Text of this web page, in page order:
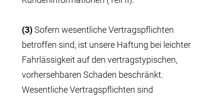
(3)Sofern wesentliche Vertragspflichten
betroffen sind, ist unsere Haftung bei leichter
Fahrlässigkeit auf den vertragstypischen,
vorhersehbaren Schaden beschränkt.
Wesentliche Vertragspflichten sind